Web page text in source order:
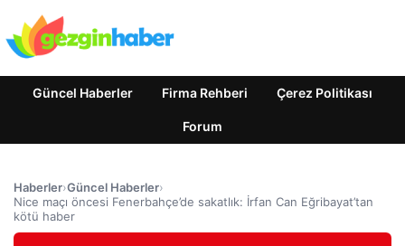
Güncel Haberler Firma Rehberi Çerez Politikası
Forum
Haberler›Güncel Haberler›
Nice maçı öncesi Fenerbahçe’de sakatlık: İrfan Can Eğribayat’tan
kötü haber